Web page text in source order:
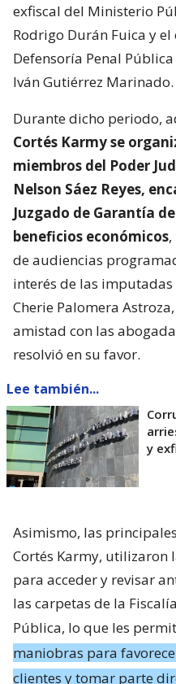
exfiscal del Ministerio
Rodrigo Durán Fuica y
Defensoría Penal
Iván Gutiérrez Marinado.
Durante dicho periodo,
Cortés Karmy se
miembros del Poder
Nelson Sáez Reyes,
Juzgado de Garantía
beneficios económicos
de audiencias
interés de las
Cherie Palomera
amistad con las
resolvió en su favor.
Lee también...
y
Asimismo, las
Cortés Karmy, utilizaron
para acceder y revisar
las carpetas de la
Pública, lo que les
maniobras para
clientes y tomar parte